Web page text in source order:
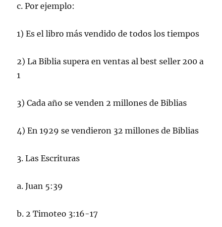
c. Por ejemplo:
1) Es el libro más vendido de todos los tiempos
2) La Biblia supera en ventas al best seller 200 a
1
3) Cada año se venden 2 millones de Biblias
4) En 1929 se vendieron 32 millones de Biblias
3. Las Escrituras
a. Juan 5:39
b. 2 Timoteo 3:16-17